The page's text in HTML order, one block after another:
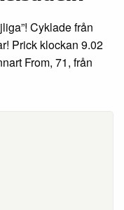
Cyklade från
Prick klockan 9.02
From, 71, från